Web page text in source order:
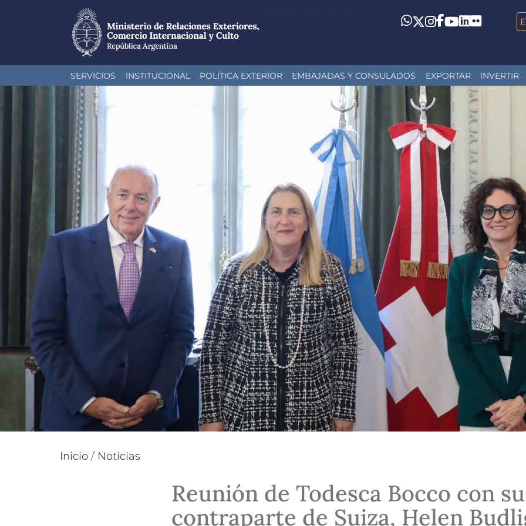
al
Toggle navigation
Whatsapp
Twitter
Instagram
Facebook
YouTube
LinkedIn
Flickr
SERVICIOS INSTITUCIONAL POLÍTICA EXTERIOR EMBAJADAS Y CONSULADOS EXPORTAR INVERTIR
Inicio / Noticias
Reunión de Todesca Bocco con su
contraparte de Suiza, Helen